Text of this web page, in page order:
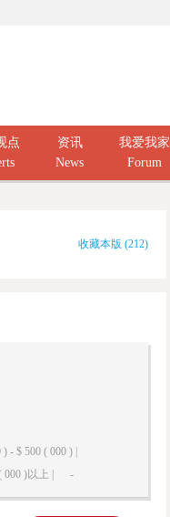
点
资讯
News
我爱我家
Forum
收藏本版 (212)
- $ 500 ( 000 ) |
000 )以上 | -